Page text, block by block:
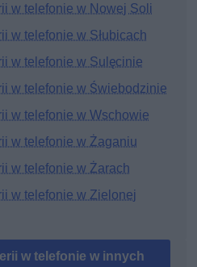
w telefonie w Nowej Soli
w telefonie w Słubicach
w telefonie w Sulęcinie
w telefonie w Świebodzinie
w telefonie w Wschowie
w telefonie w Żaganiu
w telefonie w Żarach
w telefonie w Zielonej
w telefonie w innych